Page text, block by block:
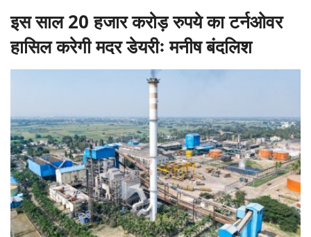
इस साल 20 हजार करोड़ रुपये का टर्नओवर
हासिल करेगी मदर डेयरीः मनीष बंदलिश